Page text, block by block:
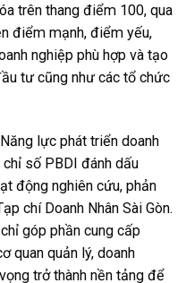
trên thang điểm 100, qua
điểm mạnh, điểm yếu,
nghiệp phù hợp và tạo
tư cũng như các tổ chức
lực phát triển doanh
số PBDI đánh dấu
động nghiên cứu, phản
chí Doanh Nhân Sài Gòn.
góp phần cung cấp
quan quản lý, doanh
trở thành nền tảng để